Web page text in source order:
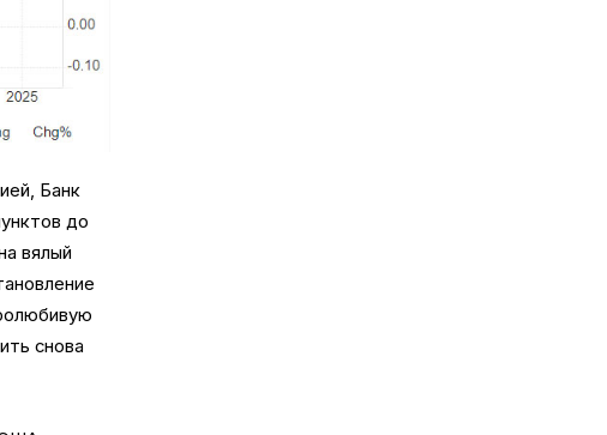
Банк
до
вялый
снова